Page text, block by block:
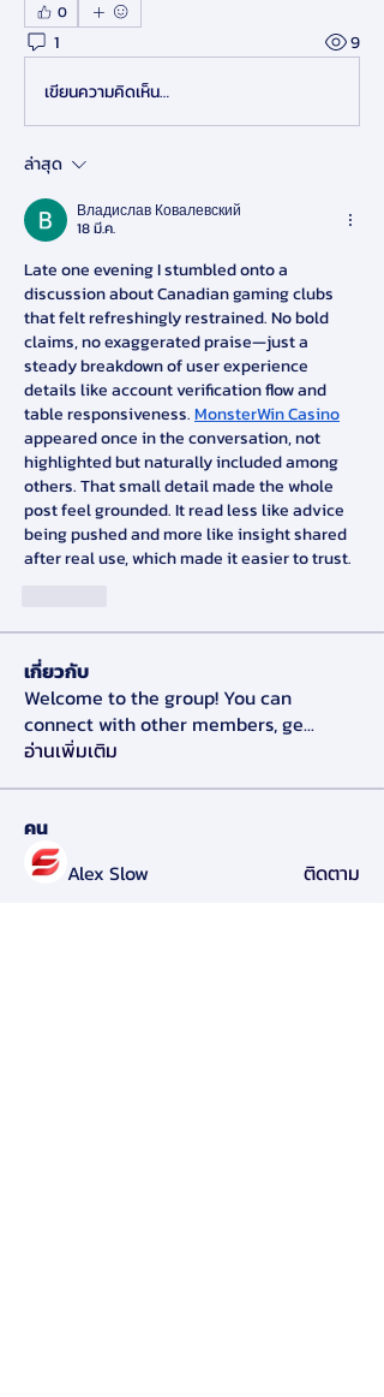
0
1
9
เขียนความคิดเห็น…
ล่าสุด
Владислав Ковалевский
18 มี.ค.
Late one evening I stumbled onto a
discussion about Canadian gaming clubs
that felt refreshingly restrained. No bold
claims, no exaggerated praise—just a
steady breakdown of user experience
details like account verification flow and
table responsiveness. MonsterWin Casino
appeared once in the conversation, not
highlighted but naturally included among
others. That small detail made the whole
post feel grounded. It read less like advice
being pushed and more like insight shared
after real use, which made it easier to trust.
เกี่ยวกับ
Welcome to the group! You can
connect with other members, ge...
อ่านเพิ่มเติม
คน
Alex Slow
ติดตาม